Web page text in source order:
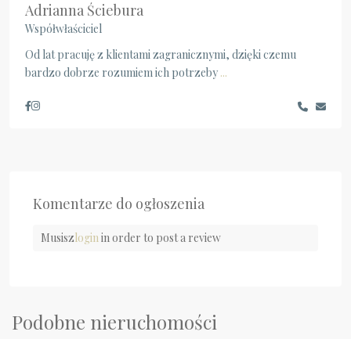
Adrianna Ściebura
Współwłaściciel
Od lat pracuję z klientami zagranicznymi, dzięki czemu
bardzo dobrze rozumiem ich potrzeby ...
Komentarze do ogłoszenia
Musiszloginin order to post a review
Podobne nieruchomości
Diamante